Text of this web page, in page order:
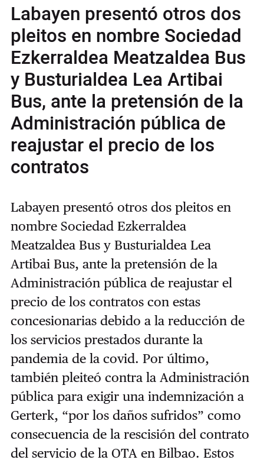
Labayen presentó otros dos
pleitos en nombre Sociedad
Ezkerraldea Meatzaldea Bus
y Busturialdea Lea Artibai
Bus, ante la pretensión de la
Administración pública de
reajustar el precio de los
contratos
Labayen presentó otros dos pleitos en
nombre Sociedad Ezkerraldea
Meatzaldea Bus y Busturialdea Lea
Artibai Bus, ante la pretensión de la
Administración pública de reajustar el
precio de los contratos con estas
concesionarias debido a la reducción de
los servicios prestados durante la
pandemia de la covid. Por último,
también pleiteó contra la Administración
pública para exigir una indemnización a
Gerterk, “por los daños sufridos” como
consecuencia de la rescisión del contrato
del servicio de la OTA en Bilbao. Estos